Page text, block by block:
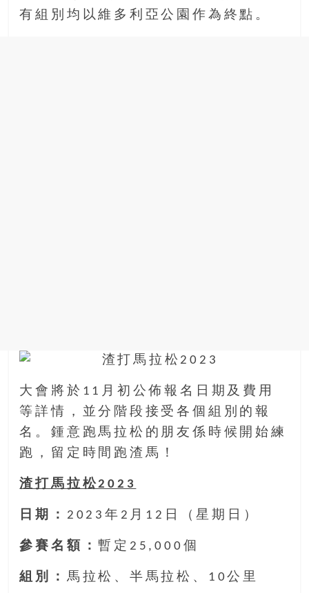
以
後，
大
們
結
歷
險，
尋
齡
藏。
一
同
有組別均以維多利亞公園作為終點。
大會將於11月初公佈報名日期及費用
等詳情，並分階段接受各個組別的報
名。鍾意跑馬拉松的朋友係時候開始練
跑，留定時間跑渣馬！
渣打馬拉松2023
日期： 2023年2月12日（星期日）
參賽名額：暫定25,000個
組別： 馬拉松、半馬拉松、10公里